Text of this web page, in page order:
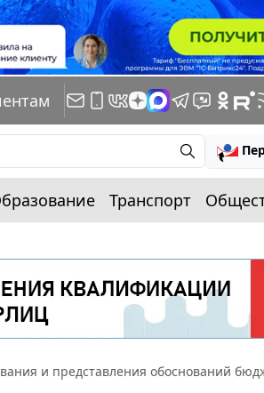
Транспорт
и представления обоснований